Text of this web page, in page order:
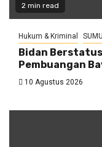
2 min read
Hukum & Kriminal
Bidan
Pembuangan
10 Agustus 2026